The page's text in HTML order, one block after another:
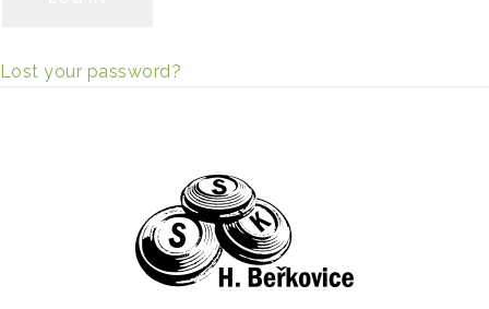
Lost your password?